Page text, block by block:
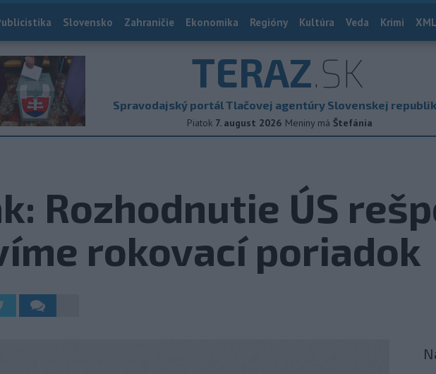
Slovensko Zahraničie Ekonomika Regióny Kultúra Veda Krimi
TERAZ.SK
Spravodajský portál Tlačovej agentúry Slovenskej
Piatok 7. august 2026 Meniny má Štefánia
Rozhodnutie ÚS
rokovací poriadok